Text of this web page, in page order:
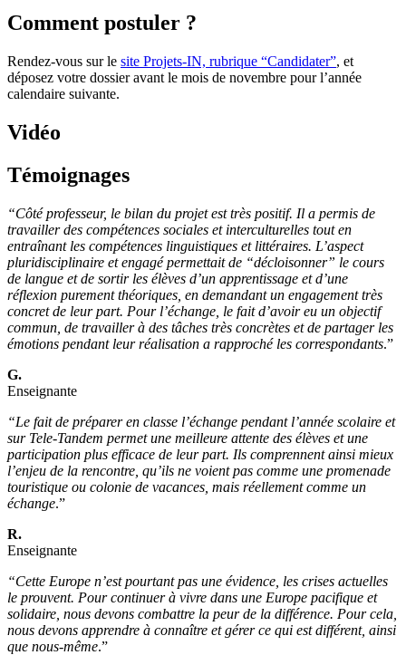
Comment postuler ?
Rendez-vous sur le site Projets-IN, rubrique “Candidater”, et
déposez votre dossier avant le mois de novembre pour l’année
calendaire suivante.
Vidéo
Témoignages
“Côté professeur, le bilan du projet est très positif. Il a permis de
travailler des compétences sociales et interculturelles tout en
entraînant les compétences linguistiques et littéraires. L’aspect
pluridisciplinaire et engagé permettait de “décloisonner” le cours
de langue et de sortir les élèves d’un apprentissage et d’une
réflexion purement théoriques, en demandant un engagement très
concret de leur part. Pour l’échange, le fait d’avoir eu un objectif
commun, de travailler à des tâches très concrètes et de partager les
émotions pendant leur réalisation a rapproché les correspondants.”
G.
Enseignante
“Le fait de préparer en classe l’échange pendant l’année scolaire et
sur Tele-Tandem permet une meilleure attente des élèves et une
participation plus efficace de leur part. Ils comprennent ainsi mieux
l’enjeu de la rencontre, qu’ils ne voient pas comme une promenade
touristique ou colonie de vacances, mais réellement comme un
échange.”
R.
Enseignante
“Cette Europe n’est pourtant pas une évidence, les crises actuelles
le prouvent. Pour continuer à vivre dans une Europe pacifique et
solidaire, nous devons combattre la peur de la différence. Pour cela,
nous devons apprendre à connaître et gérer ce qui est différent, ainsi
que nous-même.”